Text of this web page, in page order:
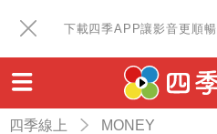
下載四季APP讓影音更順暢
四季線上 MONEY